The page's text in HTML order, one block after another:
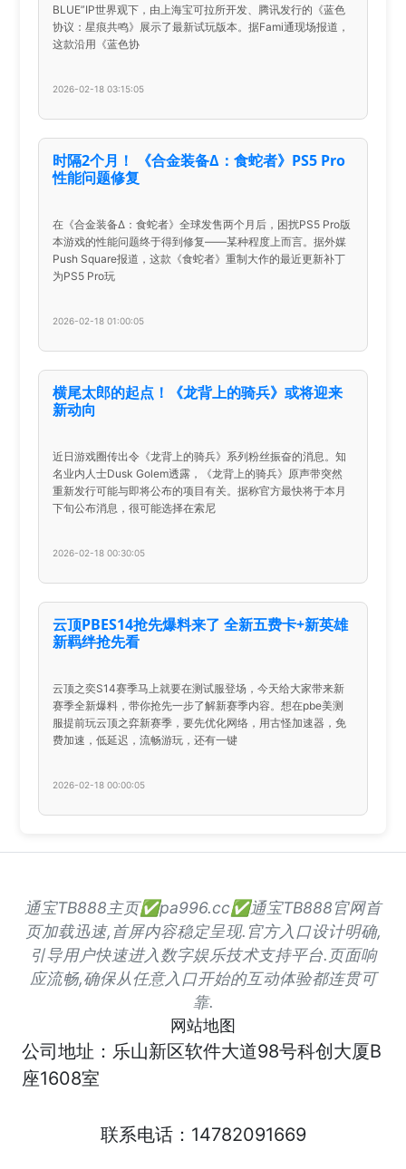
BLUE”IP世界观下，由上海宝可拉所开发、腾讯发行的《蓝色
协议：星痕共鸣》展示了最新试玩版本。据Fami通现场报道，
这款沿用《蓝色协
2026-02-18 03:15:05
时隔2个月！ 《合金装备Δ：食蛇者》PS5 Pro
性能问题修复
在《合金装备Δ：食蛇者》全球发售两个月后，困扰PS5 Pro版
本游戏的性能问题终于得到修复——某种程度上而言。据外媒
Push Square报道，这款《食蛇者》重制大作的最近更新补丁
为PS5 Pro玩
2026-02-18 01:00:05
横尾太郎的起点！《龙背上的骑兵》或将迎来
新动向
近日游戏圈传出令《龙背上的骑兵》系列粉丝振奋的消息。知
名业内人士Dusk Golem透露，《龙背上的骑兵》原声带突然
重新发行可能与即将公布的项目有关。据称官方最快将于本月
下旬公布消息，很可能选择在索尼
2026-02-18 00:30:05
云顶PBES14抢先爆料来了 全新五费卡+新英雄
新羁绊抢先看
云顶之奕S14赛季马上就要在测试服登场，今天给大家带来新
赛季全新爆料，带你抢先一步了解新赛季内容。想在pbe美测
服提前玩云顶之弈新赛季，要先优化网络，用古怪加速器，免
费加速，低延迟，流畅游玩，还有一键
2026-02-18 00:00:05
通宝TB888主页✅pa996.cc✅通宝TB888官网首
页加载迅速,首屏内容稳定呈现.官方入口设计明确,
引导用户快速进入数字娱乐技术支持平台.页面响
应流畅,确保从任意入口开始的互动体验都连贯可
靠.
网站地图
公司地址：乐山新区软件大道98号科创大厦B
座1608室
联系电话：14782091669